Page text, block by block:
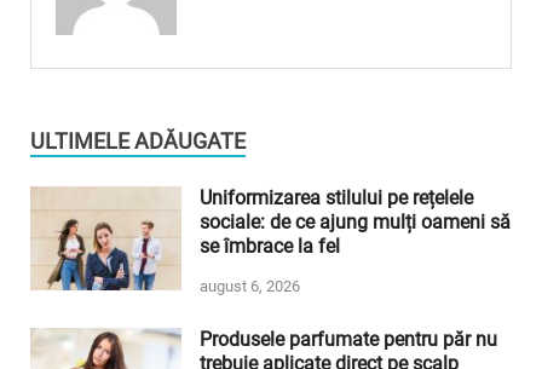
ULTIMELE ADĂUGATE
Uniformizarea stilului pe rețelele
sociale: de ce ajung mulți oameni să
se îmbrace la fel
august 6, 2026
Produsele parfumate pentru păr nu
trebuie aplicate direct pe scalp